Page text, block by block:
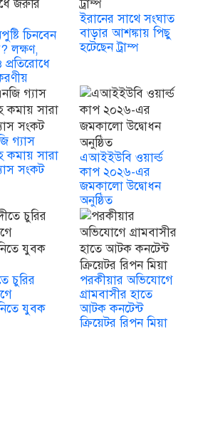
চিনবেন
লক্ষণ,
ইরানের সাথে সংঘাত
বাড়ার আশঙ্কায় পিছু
হটেছেন ট্রাম্প
গ্যাস
কমায় সারা
সংকট
এআইইউবি ওয়ার্ল্ড
কাপ ২০২৬-এর
জমকালো উদ্বোধন
অনুষ্ঠিত
চুরির
যুবক
পরকীয়ার অভিযোগে
গ্রামবাসীর হাতে
আটক কনটেন্ট
ক্রিয়েটর রিপন মিয়া